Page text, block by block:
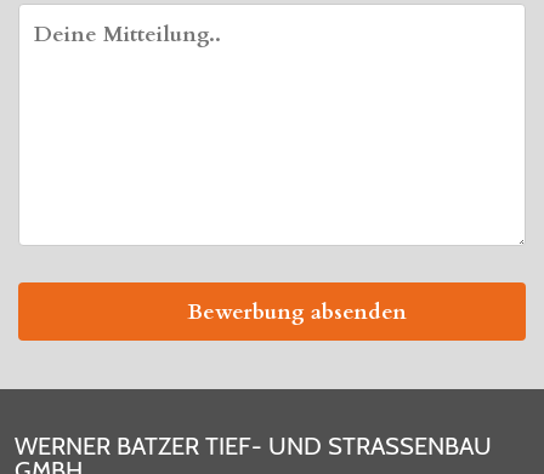
WERNER BATZER TIEF- UND STRASSENBAU